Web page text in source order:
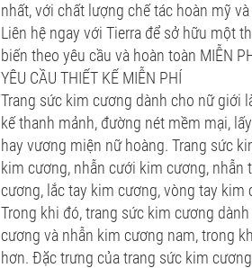
nhất, với chất lượng chế tác hoàn mỹ
Liên hệ ngay với Tierra để sở hữu một
biến theo yêu cầu và hoàn toàn MIỄN
YÊU CẦU THIẾT KẾ MIỄN PHÍ
Trang sức kim cương dành cho nữ giới
kế thanh mảnh, đường nét mềm mại,
hay vương miện nữ hoàng. Trang sức
kim cương, nhẫn cưới kim cương,
cương, lắc tay kim cương, vòng tay kim
Trong khi đó, trang sức kim cương
cương và nhẫn kim cương nam, trong
hơn. Đặc trưng của trang sức kim